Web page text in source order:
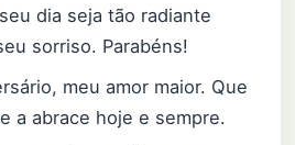
dia seja tão radiante
sorriso. Parabéns!
meu amor maior. Que
a abrace hoje e sempre.